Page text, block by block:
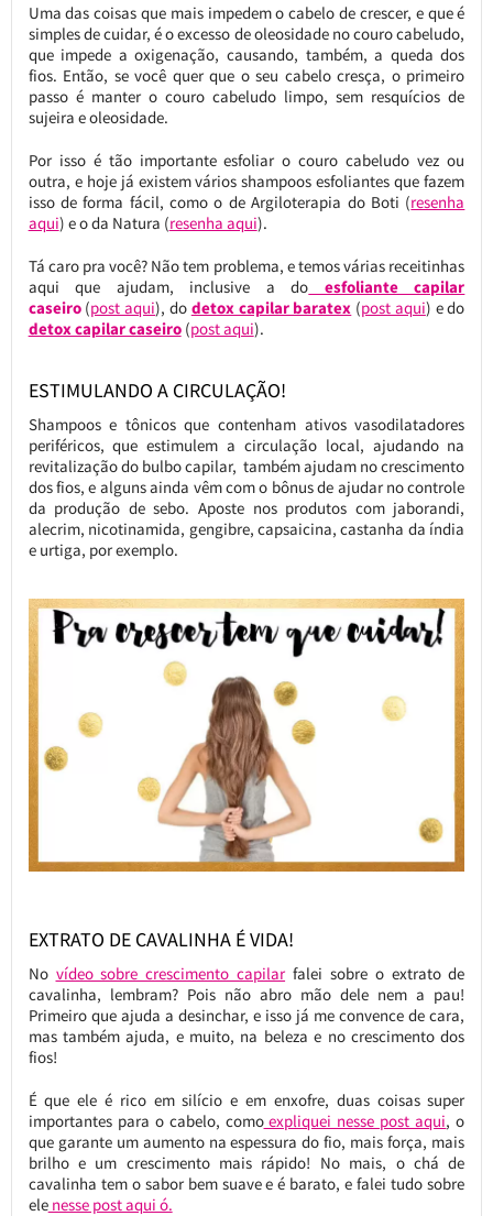
Uma das coisas que mais impedem o cabelo de crescer, e que é
simples de cuidar, é o excesso de oleosidade no couro cabeludo,
que impede a oxigenação, causando, também, a queda dos
fios. Então, se você quer que o seu cabelo cresça, o primeiro
passo é manter o couro cabeludo limpo, sem resquícios de
sujeira e oleosidade.
Por isso é tão importante esfoliar o couro cabeludo vez ou
outra, e hoje já existem vários shampoos esfoliantes que fazem
isso de forma fácil, como o de Argiloterapia do Boti (resenha
aqui) e o da Natura (resenha aqui).
Tá caro pra você? Não tem problema, e temos várias receitinhas
aqui que ajudam, inclusive a do esfoliante capilar
caseiro(post aqui), do detox capilar baratex (post aqui) e do
detox capilar caseiro(post aqui).
ESTIMULANDO A CIRCULAÇÃO!
Shampoos e tônicos que contenham ativos vasodilatadores
periféricos, que estimulem a circulação local, ajudando na
revitalização do bulbo capilar, também ajudam no crescimento
dos fios, e alguns ainda vêm com o bônus de ajudar no controle
da produção de sebo. Aposte nos produtos com jaborandi,
alecrim, nicotinamida, gengibre, capsaicina, castanha da índia
e urtiga, por exemplo.
EXTRATO DE CAVALINHA É VIDA!
No vídeo sobre crescimento capilar falei sobre o extrato de
cavalinha, lembram? Pois não abro mão dele nem a pau!
Primeiro que ajuda a desinchar, e isso já me convence de cara,
mas também ajuda, e muito, na beleza e no crescimento dos
fios!
É que ele é rico em silício e em enxofre, duas coisas super
importantes para o cabelo, comoexpliquei nesse post aqui, o
que garante um aumento na espessura do fio, mais força, mais
brilho e um crescimento mais rápido! No mais, o chá de
cavalinha tem o sabor bem suave e é barato, e falei tudo sobre
elenesse post aqui ó.